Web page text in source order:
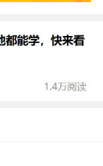
的样子都是
会引起大麻